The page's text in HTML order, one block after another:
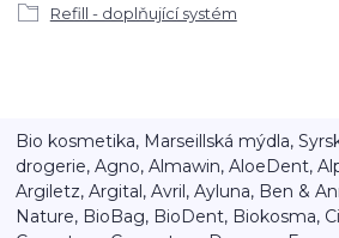
Refill - doplňující systém
Bio kosmetika, Marseillská mýdla,
drogerie, Agno, Almawin, AloeDent,
Argiletz, Argital, Avril, Ayluna, Ben &
Nature, BioBag, BioDent, Biokosma,